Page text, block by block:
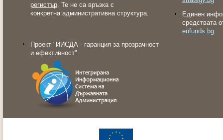
регистър. Те не са връзка с
конкретна административна структура.
Проект "ИИСДА - гаранция за прозрачност
и ефективност"
Eдинен
средствата
eufunds.bg